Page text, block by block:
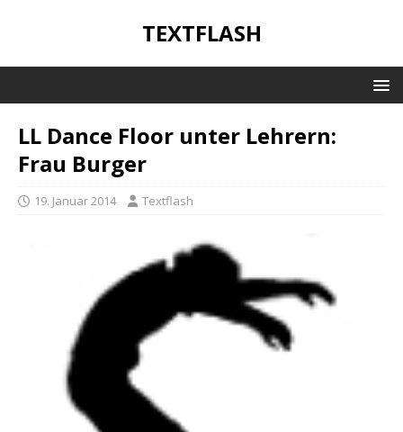
TEXTFLASH
LL Dance Floor unter Lehrern:
Frau Burger
19. Januar 2014 Textflash